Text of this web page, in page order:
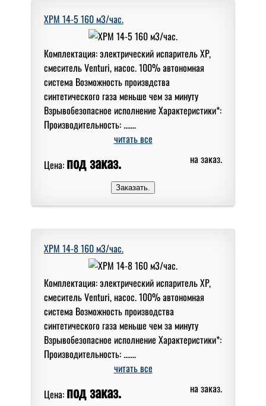
XPM 14-5 160 м3/час.
Комплектация: электрический испаритель XP,
смеситель Venturi, насос. 100% автономная
система Возможность произвдства
синтетического газа меньше чем за минуту
Взрывобезопасное исполнение Характеристики*:
Производительность: .......
читать все
Цена: под заказ. на заказ.
XPM 14-8 160 м3/час.
Комплектация: электрический испаритель XP,
смеситель Venturi, насос. 100% автономная
система Возможность производства
синтетического газа меньше чем за минуту
Взрывобезопасное исполнение Характеристики*:
Производительность: .......
читать все
Цена: под заказ. на заказ.